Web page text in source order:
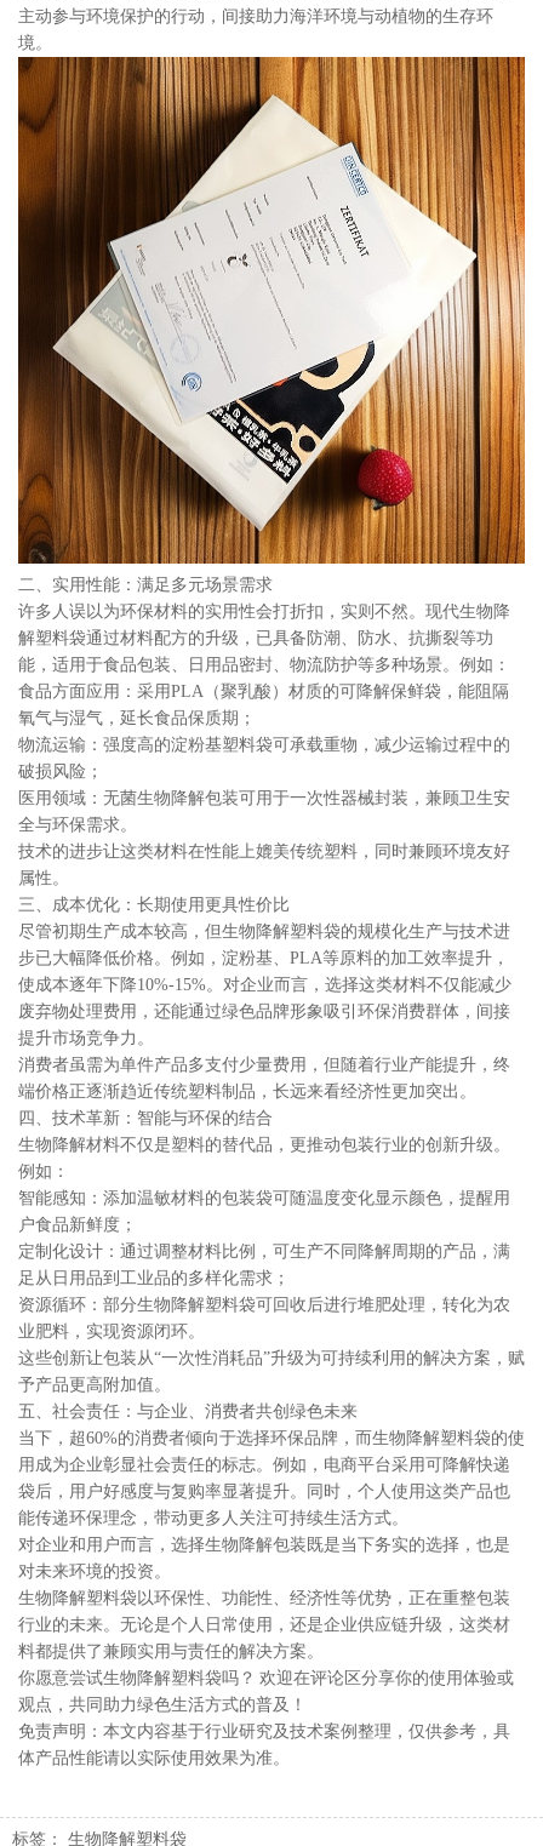
主动参与环境保护的行动，间接助力海洋环境与动植物的生存环
境。
二、实用性能：满足多元场景需求
许多人误以为环保材料的实用性会打折扣，实则不然。现代生物降
解塑料袋通过材料配方的升级，已具备防潮、防水、抗撕裂等功
能，适用于食品包装、日用品密封、物流防护等多种场景。例如：
食品方面应用：采用PLA（聚乳酸）材质的可降解保鲜袋，能阻隔
氧气与湿气，延长食品保质期；
物流运输：强度高的淀粉基塑料袋可承载重物，减少运输过程中的
破损风险；
医用领域：无菌生物降解包装可用于一次性器械封装，兼顾卫生安
全与环保需求。
技术的进步让这类材料在性能上媲美传统塑料，同时兼顾环境友好
属性。
三、成本优化：长期使用更具性价比
尽管初期生产成本较高，但生物降解塑料袋的规模化生产与技术进
步已大幅降低价格。例如，淀粉基、PLA等原料的加工效率提升，
使成本逐年下降10%-15%。对企业而言，选择这类材料不仅能减少
废弃物处理费用，还能通过绿色品牌形象吸引环保消费群体，间接
提升市场竞争力。
消费者虽需为单件产品多支付少量费用，但随着行业产能提升，终
端价格正逐渐趋近传统塑料制品，长远来看经济性更加突出。
四、技术革新：智能与环保的结合
生物降解材料不仅是塑料的替代品，更推动包装行业的创新升级。
例如：
智能感知：添加温敏材料的包装袋可随温度变化显示颜色，提醒用
户食品新鲜度；
定制化设计：通过调整材料比例，可生产不同降解周期的产品，满
足从日用品到工业品的多样化需求；
资源循环：部分生物降解塑料袋可回收后进行堆肥处理，转化为农
业肥料，实现资源闭环。
这些创新让包装从“一次性消耗品”升级为可持续利用的解决方案，赋
予产品更高附加值。
五、社会责任：与企业、消费者共创绿色未来
当下，超60%的消费者倾向于选择环保品牌，而生物降解塑料袋的使
用成为企业彰显社会责任的标志。例如，电商平台采用可降解快递
袋后，用户好感度与复购率显著提升。同时，个人使用这类产品也
能传递环保理念，带动更多人关注可持续生活方式。
对企业和用户而言，选择生物降解包装既是当下务实的选择，也是
对未来环境的投资。
生物降解塑料袋以环保性、功能性、经济性等优势，正在重整包装
行业的未来。无论是个人日常使用，还是企业供应链升级，这类材
料都提供了兼顾实用与责任的解决方案。
你愿意尝试生物降解塑料袋吗？ 欢迎在评论区分享你的使用体验或
观点，共同助力绿色生活方式的普及！
免责声明：本文内容基于行业研究及技术案例整理，仅供参考，具
体产品性能请以实际使用效果为准。
标签： 生物降解塑料袋